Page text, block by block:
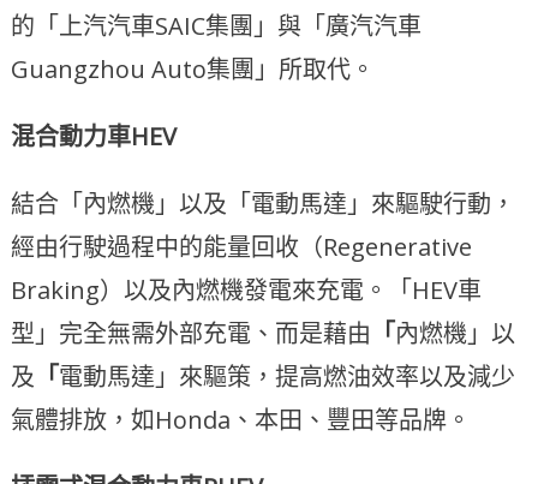
的「上汽汽車SAIC集團」與「廣汽汽車
Guangzhou Auto集團」所取代。
混合動力車HEV
結合「內燃機」以及「電動馬達」來驅駛行動，
經由行駛過程中的能量回收（Regenerative
Braking）以及內燃機發電來充電。「HEV車
型」完全無需外部充電、而是藉由 「內燃機」以
及 「電動馬達」來驅策，提高燃油效率以及減少
氣體排放，如Honda、本田、豐田等品牌。